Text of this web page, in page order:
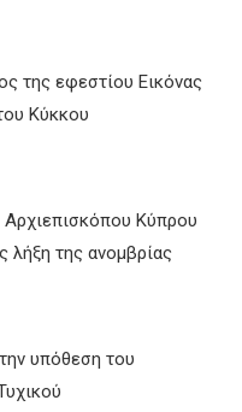
της εφεστίου Εικόνας
Κύκκου
Αρχιεπισκόπου Κύπρου
λήξη της ανομβρίας
υπόθεση του